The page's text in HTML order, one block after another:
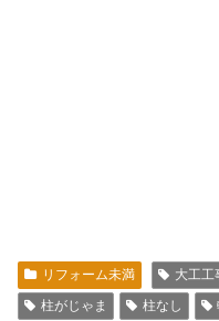
リフォーム未満 大工工
柱がじゃま
柱なし